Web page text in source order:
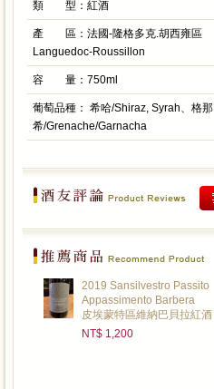
類 型： 紅酒
產 區： 法國-隆格多克.胡西雍區
Languedoc-Roussillon
容 量： 750ml
葡萄品種： 希哈/Shiraz, Syrah、格那
希/Grenache/Garnacha
2019 Sansilvestro Passito
Appassimento Barbera
皮埃蒙特區維納巴貝拉紅酒
NT$ 1,200